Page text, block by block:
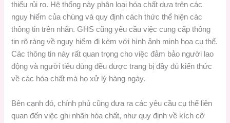
thiểu rủi ro. Hệ thống này phân loại hóa chất dựa trên các
nguy hiểm của chúng và quy định cách thức thể hiện các
thông tin trên nhãn. GHS cũng yêu cầu việc cung cấp thông
tin rõ ràng về nguy hiểm đi kèm với hình ảnh minh họa cụ thể.
Các thông tin này rất quan trọng cho việc đảm bảo người lao
động và người tiêu dùng đều được trang bị đầy đủ kiến thức
về các hóa chất mà họ xử lý hàng ngày.
Bên cạnh đó, chính phủ cũng đưa ra các yêu cầu cụ thể liên
quan đến việc ghi nhãn hóa chất, như quy định về kích cỡ